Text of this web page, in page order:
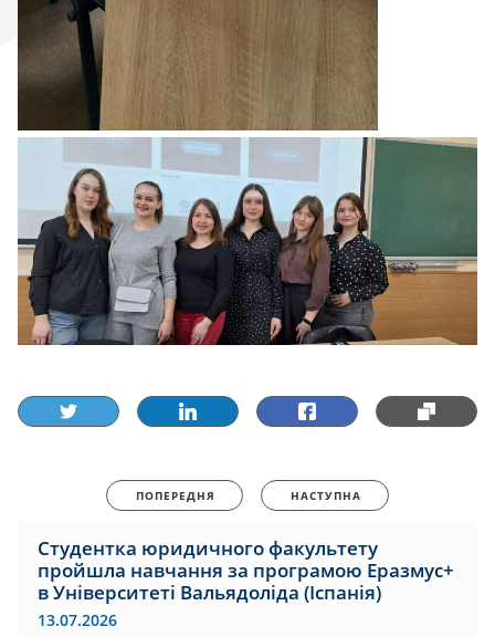
ПОПЕРЕДНЯ НАСТУПНА
Студентка юридичного факультету
пройшла навчання за програмою Еразмус+
в Університеті Вальядоліда (Іспанія)
13.07.2026